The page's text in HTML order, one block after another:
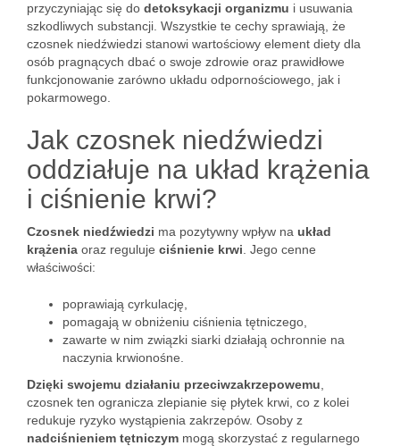
przyczyniając się do detoksykacji organizmu i usuwania
szkodliwych substancji. Wszystkie te cechy sprawiają, że
czosnek niedźwiedzi stanowi wartościowy element diety dla
osób pragnących dbać o swoje zdrowie oraz prawidłowe
funkcjonowanie zarówno układu odpornościowego, jak i
pokarmowego.
Jak czosnek niedźwiedzi
oddziałuje na układ krążenia
i ciśnienie krwi?
Czosnek niedźwiedzi ma pozytywny wpływ na układ
krążenia oraz reguluje ciśnienie krwi . Jego cenne
właściwości:
poprawiają cyrkulację,
pomagają w obniżeniu ciśnienia tętniczego,
zawarte w nim związki siarki działają ochronnie na
naczynia krwionośne.
Dzięki swojemu działaniu przeciwzakrzepowemu
czosnek ten ogranicza zlepianie się płytek krwi, co z kolei
redukuje ryzyko wystąpienia zakrzepów. Osoby z
nadciśnieniem tętniczym mogą skorzystać z regularnego